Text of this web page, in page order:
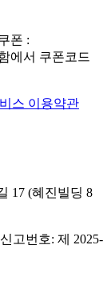
폰 :
에서 쿠폰코드
스 이용약관
17 (혜진빌딩 8
고번호: 제 2025-